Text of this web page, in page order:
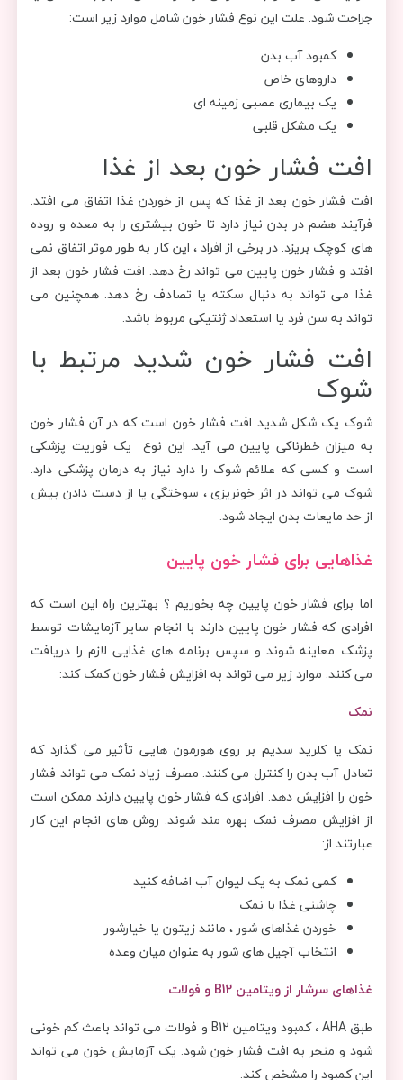
جراحت شود. علت این نوع فشار خون شامل موارد زیر است:
کمبود آب بدن
داروهای خاص
یک بیماری عصبی زمینه ای
یک مشکل قلبی
افت فشار خون بعد از غذا
افت فشار خون بعد از غذا که پس از خوردن غذا اتفاق می افتد.
فرآیند هضم در بدن نیاز دارد تا خون بیشتری را به معده و روده
های کوچک بریزد. در برخی از افراد ، این کار به طور موثر اتفاق نمی
افتد و فشار خون پایین می تواند رخ دهد. افت فشار خون بعد از
غذا می تواند به دنبال سکته یا تصادف رخ دهد. همچنین می
تواند به سن فرد یا استعداد ژنتیکی مربوط باشد.
افت فشار خون شدید مرتبط با
شوک
شوک یک شکل شدید افت فشار خون است که در آن فشار خون
به میزان خطرناکی پایین می آید. این نوع یک فوریت پزشکی
است و کسی که علائم شوک را دارد نیاز به درمان پزشکی دارد.
شوک می تواند در اثر خونریزی ، سوختگی یا از دست دادن بیش
از حد مایعات بدن ایجاد شود.
غذاهایی برای فشار خون پایین
اما برای فشار خون پایین چه بخوریم ؟ بهترین راه این است که
افرادی که فشار خون پایین دارند با انجام سایر آزمایشات توسط
پزشک معاینه شوند و سپس برنامه های غذایی لازم را دریافت
می کنند. موارد زیر می تواند به افزایش فشار خون کمک کند:
نمک
نمک یا کلرید سدیم بر روی هورمون هایی تأثیر می گذارد که
تعادل آب بدن را کنترل می کنند. مصرف زیاد نمک می تواند فشار
خون را افزایش دهد. افرادی که فشار خون پایین دارند ممکن است
از افزایش مصرف نمک بهره مند شوند. روش های انجام این کار
عبارتند از:
کمی نمک به یک لیوان آب اضافه کنید
چاشنی غذا با نمک
خوردن غذاهای شور ، مانند زیتون یا خیارشور
انتخاب آجیل های شور به عنوان میان وعده
غذاهای سرشار از ویتامین B12 و فولات
طبق AHA ، کمبود ویتامین B12 و فولات می تواند باعث کم خونی
شود و منجر به افت فشار خون شود. یک آزمایش خون می تواند
این کمبود را مشخص کند.